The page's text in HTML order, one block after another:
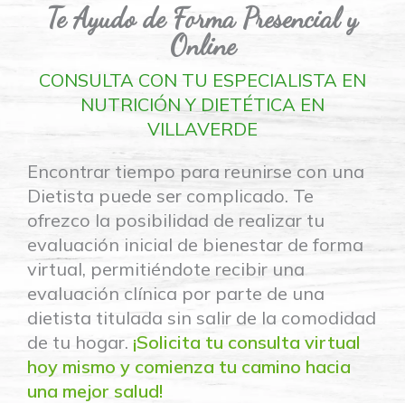
Te Ayudo de Forma Presencial y
Online
CONSULTA CON TU ESPECIALISTA EN
NUTRICIÓN Y DIETÉTICA EN
VILLAVERDE
Encontrar tiempo para reunirse con una
Dietista puede ser complicado. Te
ofrezco la posibilidad de realizar tu
evaluación inicial de bienestar de forma
virtual, permitiéndote recibir una
evaluación clínica por parte de una
dietista titulada sin salir de la comodidad
de tu hogar. ¡Solicita tu consulta virtual
hoy mismo y comienza tu camino hacia
una mejor salud!